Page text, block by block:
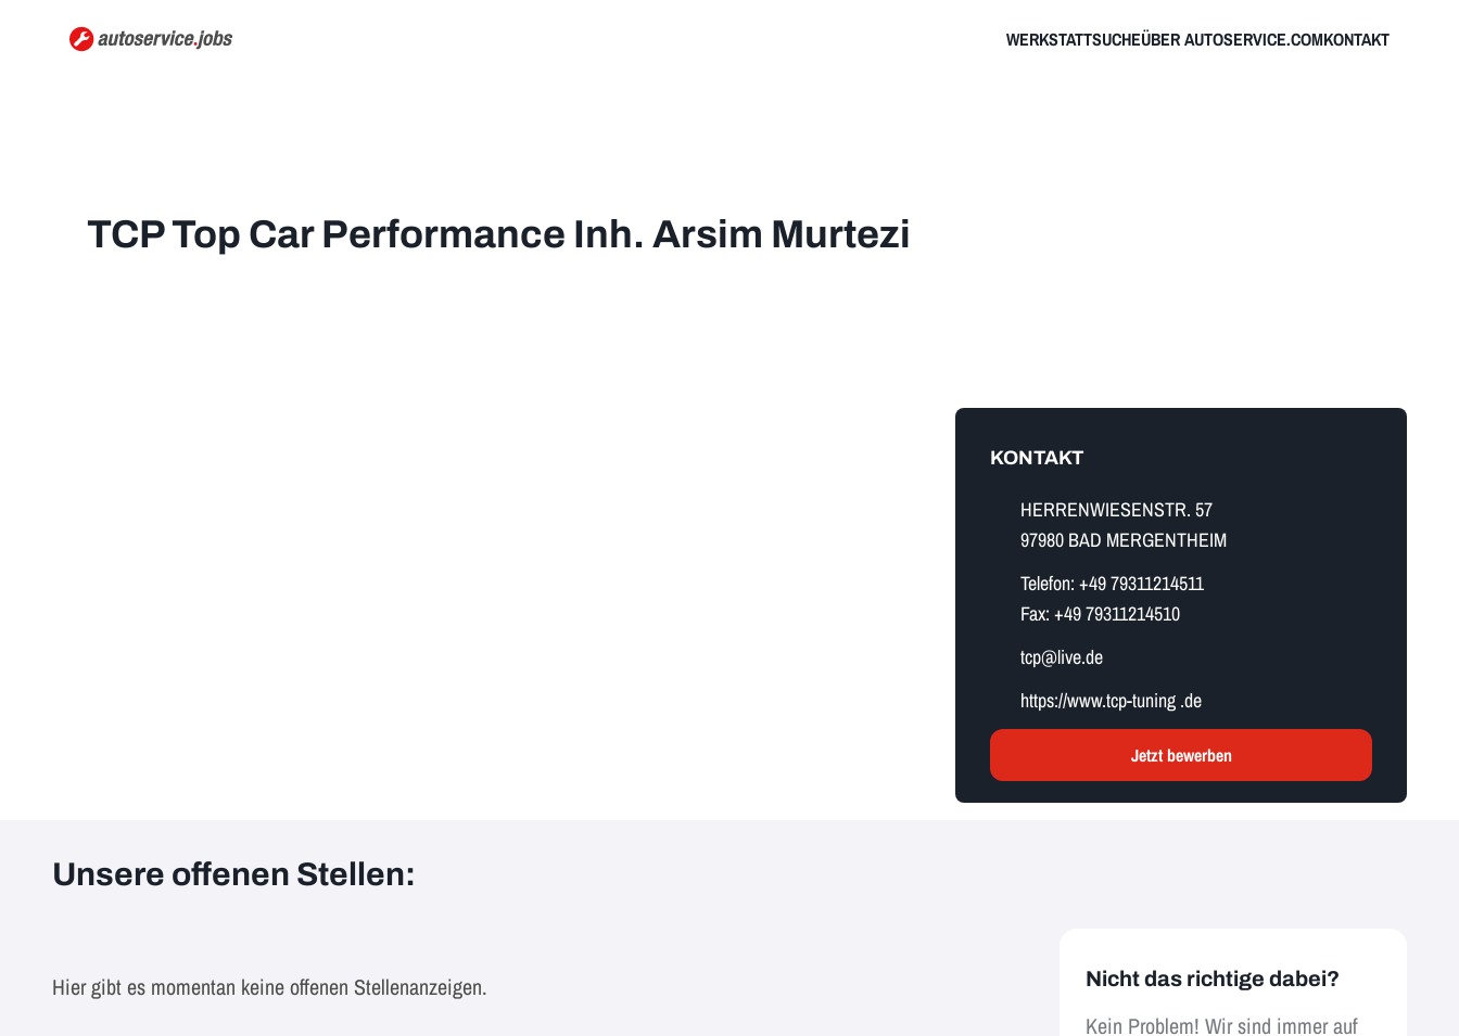
WERKSTATTSUCHEÜBER AUTOSERVICE.COMKONTAKT
TCP Top Car Performance Inh. Arsim Murtezi
KONTAKT
HERRENWIESENSTR. 57
97980 BAD MERGENTHEIM
Telefon: +49 79311214511
Fax: +49 79311214510
t​c​p​@live.de
https://www.tcp-tuning .de
Jetzt bewerben
Unsere offenen Stellen:
Hier gibt es momentan keine offenen Stellenanzeigen. Nicht das richtige dabei?
Kein Problem! Wir sind immer auf